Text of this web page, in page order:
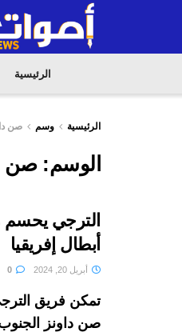
الرئيسية
الرئيسية وسم صن
الوسم:صن
الترجي
أبطال إفريقيا
أبريل 20, 2024
تمكن فريق
صن داونز